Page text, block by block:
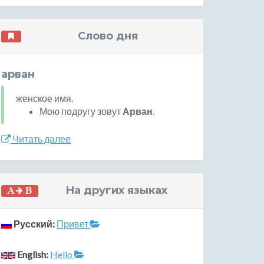
Слово дня
арван
женское имя.
Мою подругу зовут Арван.
Читать далее
На других языках
Русский: Привет
English: Hello